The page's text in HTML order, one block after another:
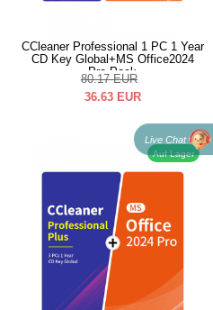
CCleaner Professional 1 PC 1 Year
CD Key Global+MS Office2024
Pro Pack
80.17 EUR
36.63 EUR
Auf Lager
Live Chat